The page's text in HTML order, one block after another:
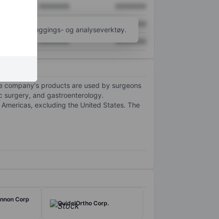
XXXXXXX XXXXXXX
flere kartleggings- og analyseverktøy.
company's products are used by surgeons
surgery, and gastroenterology.
excluding the United States. The
Corp
QuidelOrtho Corp.